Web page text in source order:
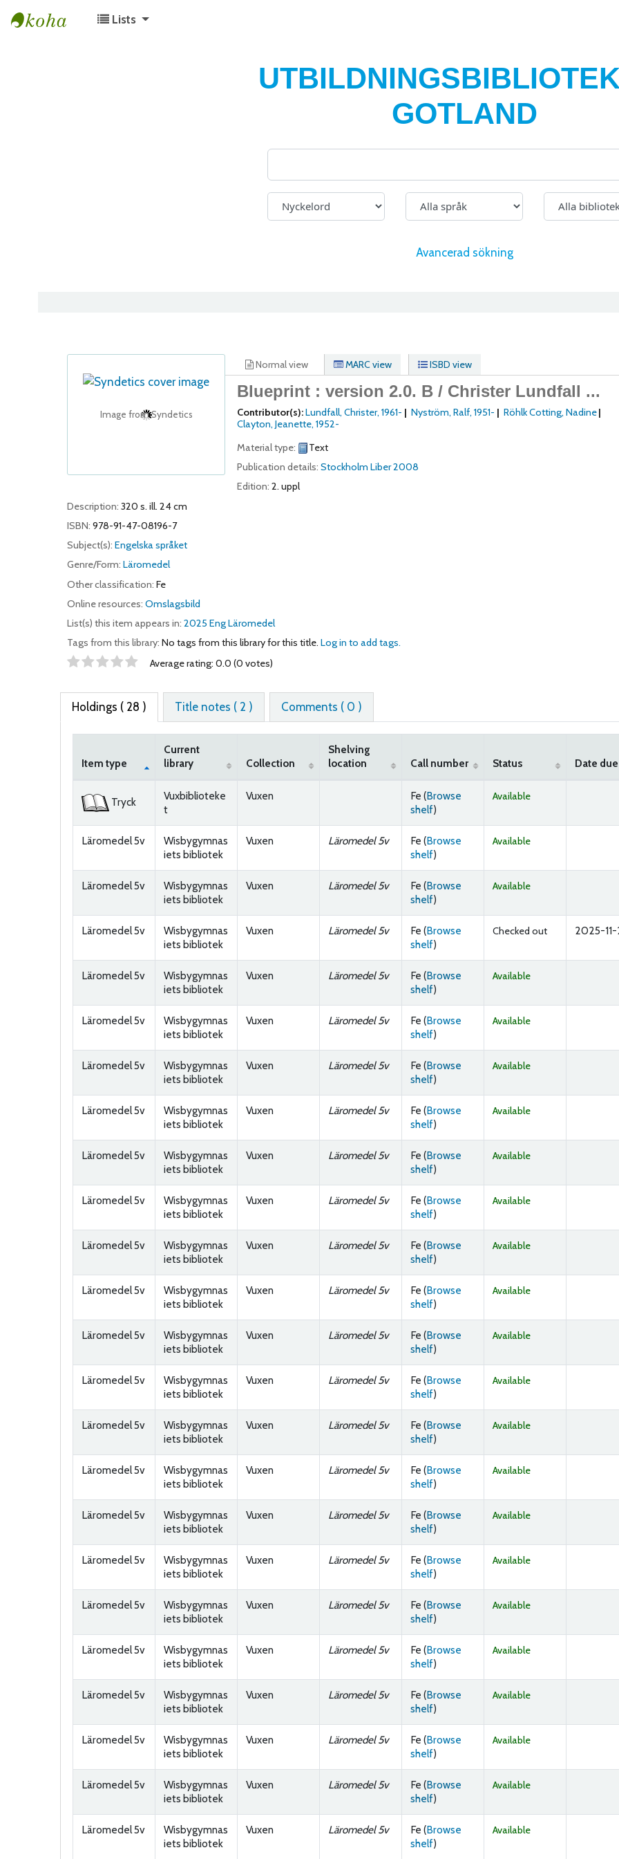
Lists
GOTLAND
Avancerad sökning
Image from Syndetics
Normal view MARC view ISBD view
Blueprint : version 2.0. B / Christer Lundfall ...
Contributor(s):Lundfall, Christer, 1961- Nyström, Ralf, 1951-
Röhlk Cotting, Nadine
Clayton, Jeanette, 1952-
Material type:
Text
Publication details: Stockholm Liber2008
Edition: 2. uppl
Description: 320 s. ill. 24 cm
ISBN: 978-91-47-08196-7
Subject(s): Engelska språket
Genre/Form: Läromedel
Other classification: Fe
Online resources: Omslagsbild
List(s) this item appears in: 2025 Eng Läromedel
Tags from this library: No tags from this library for this title. Log in to add tags.
Star ratings Average rating: 0.0 (0 votes)
Holdings ( 28 ) Title notes ( 2 ) Comments ( 0 )
Item type
Current
library
Collection
Shelving
location
Call number Status Date due
Tryck
Vuxbiblioteke
t
Vuxen Fe (Browse
shelf(Opens below)
)
Available
Läromedel 5v
Wisbygymnas
iets bibliotek
Vuxen Läromedel 5v Fe (Browse
shelf(Opens below)
)
Available
Läromedel 5v
Wisbygymnas
iets bibliotek
Vuxen Läromedel 5v Fe (Browse
shelf(Opens below)
)
Available
Läromedel 5v
Wisbygymnas
iets bibliotek
Vuxen Läromedel 5v Fe (Browse
shelf(Opens below)
)
Checked out 2025-
Läromedel 5v
Wisbygymnas
iets bibliotek
Vuxen Läromedel 5v Fe (Browse
shelf(Opens below)
)
Available
Läromedel 5v
Wisbygymnas
iets bibliotek
Vuxen Läromedel 5v Fe (Browse
shelf(Opens below)
)
Available
Läromedel 5v
Wisbygymnas
iets bibliotek
Vuxen Läromedel 5v Fe (Browse
shelf(Opens below)
)
Available
Läromedel 5v
Wisbygymnas
iets bibliotek
Vuxen Läromedel 5v Fe (Browse
shelf(Opens below)
)
Available
Läromedel 5v
Wisbygymnas
iets bibliotek
Vuxen Läromedel 5v Fe (Browse
shelf(Opens below)
)
Available
Läromedel 5v
Wisbygymnas
iets bibliotek
Vuxen Läromedel 5v Fe (Browse
shelf(Opens below)
)
Available
Läromedel 5v
Wisbygymnas
iets bibliotek
Vuxen Läromedel 5v Fe (Browse
shelf(Opens below)
)
Available
Läromedel 5v
Wisbygymnas
iets bibliotek
Vuxen Läromedel 5v Fe (Browse
shelf(Opens below)
)
Available
Läromedel 5v
Wisbygymnas
iets bibliotek
Vuxen Läromedel 5v Fe (Browse
shelf(Opens below)
)
Available
Läromedel 5v
Wisbygymnas
iets bibliotek
Vuxen Läromedel 5v Fe (Browse
shelf(Opens below)
)
Available
Läromedel 5v
Wisbygymnas
iets bibliotek
Vuxen Läromedel 5v Fe (Browse
shelf(Opens below)
)
Available
Läromedel 5v
Wisbygymnas
iets bibliotek
Vuxen Läromedel 5v Fe (Browse
shelf(Opens below)
)
Available
Läromedel 5v
Wisbygymnas
iets bibliotek
Vuxen Läromedel 5v Fe (Browse
shelf(Opens below)
)
Available
Läromedel 5v
Wisbygymnas
iets bibliotek
Vuxen Läromedel 5v Fe (Browse
shelf(Opens below)
)
Available
Läromedel 5v
Wisbygymnas
iets bibliotek
Vuxen Läromedel 5v Fe (Browse
shelf(Opens below)
)
Available
Läromedel 5v
Wisbygymnas
iets bibliotek
Vuxen Läromedel 5v Fe (Browse
shelf(Opens below)
)
Available
Läromedel 5v
Wisbygymnas
iets bibliotek
Vuxen Läromedel 5v Fe (Browse
shelf(Opens below)
)
Available
Läromedel 5v
Wisbygymnas
iets bibliotek
Vuxen Läromedel 5v Fe (Browse
shelf(Opens below)
)
Available
Läromedel 5v
Wisbygymnas
iets bibliotek
Vuxen Läromedel 5v Fe (Browse
shelf(Opens below)
)
Available
Läromedel 5v
Wisbygymnas
iets bibliotek
Vuxen Läromedel 5v Fe (Browse
shelf(Opens below)
)
Available